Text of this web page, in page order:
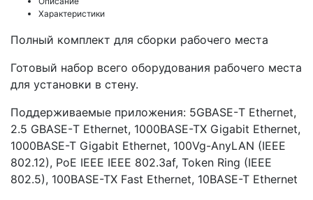
Характеристики
Полный комплект для сборки рабочего места
Готовый набор всего оборудования рабочего места
для установки в стену.
Поддерживаемые приложения: 5GBASE-Т Ethernet,
2.5 GBASE-Т Ethernet, 1000BASE-TX Gigabit Ethernet,
1000BASE-T Gigabit Ethernet, 100Vg-AnyLAN (IEEE
802.12), PoE IEEE IEEE 802.3af, Token Ring (IEEE
802.5), 100BASE-TX Fast Ethernet, 10BASE-T Ethernet